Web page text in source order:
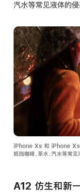
汽水等常见液体的
iPhone Xs 和 iPhone Xs
抵挡咖啡、茶水、汽水等常见
A12 仿生和新